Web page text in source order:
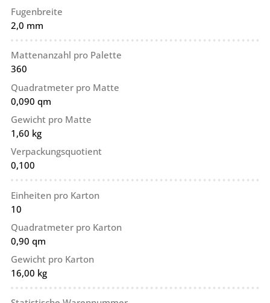
Fugenbreite
2,0 mm
Mattenanzahl pro Palette
360
Quadratmeter pro Matte
0,090 qm
Gewicht pro Matte
1,60 kg
Verpackungsquotient
0,100
Einheiten pro Karton
10
Quadratmeter pro Karton
0,90 qm
Gewicht pro Karton
16,00 kg